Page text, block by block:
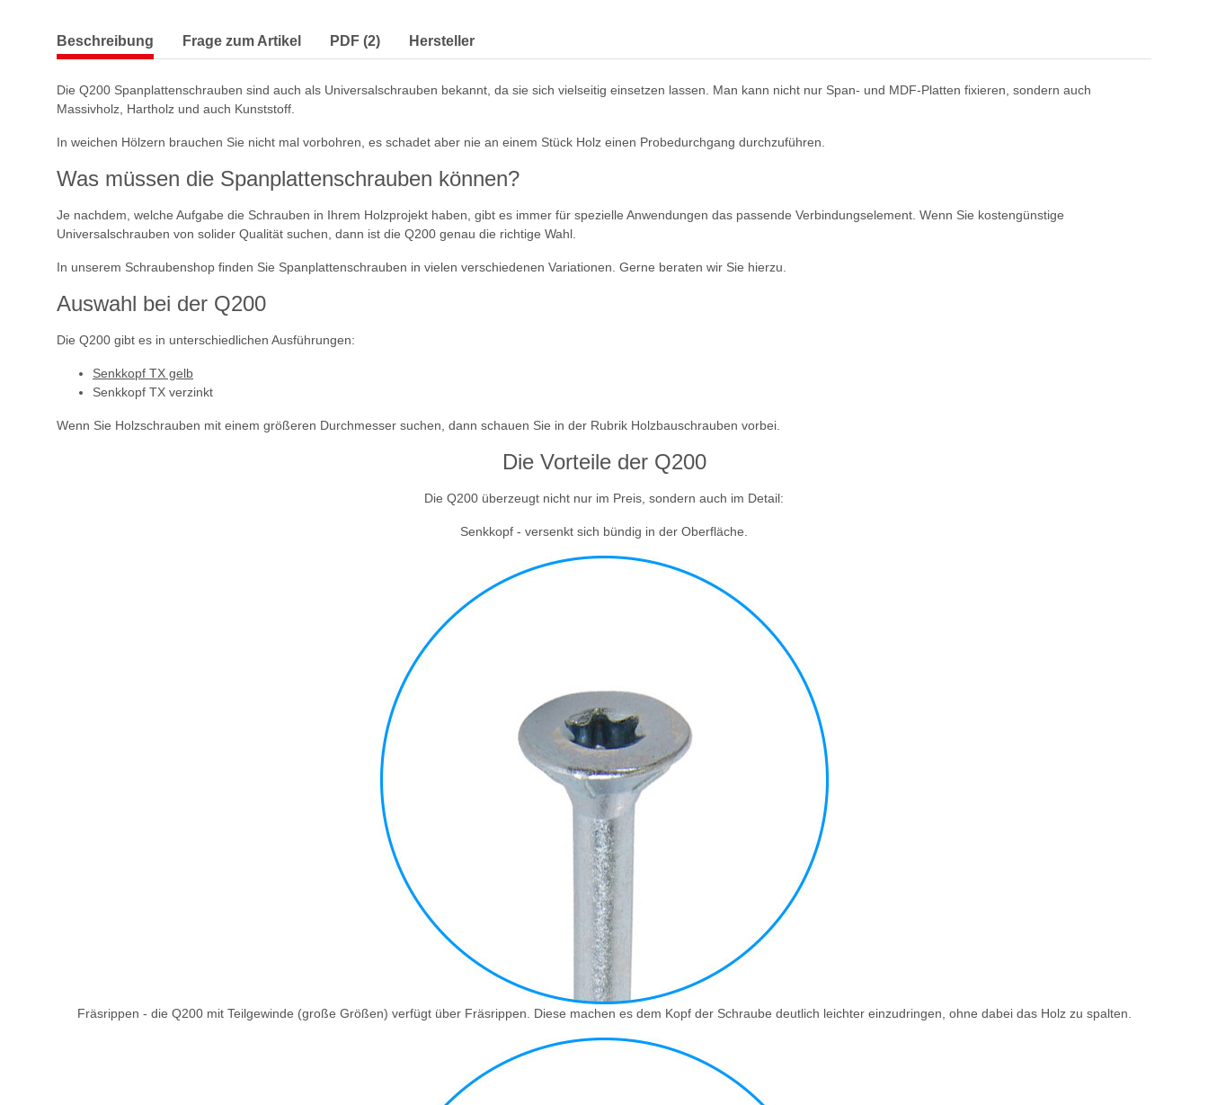
Beschreibung Frage zum Artikel PDF (2) Hersteller
Die Q200 Spanplattenschrauben sind auch als Universalschrauben bekannt, da sie sich vielseitig einsetzen lassen. Man kann nicht nur Span- und MDF-Platten fixieren, sondern auch
Massivholz, Hartholz und auch Kunststoff.
In weichen Hölzern brauchen Sie nicht mal vorbohren, es schadet aber nie an einem Stück Holz einen Probedurchgang durchzuführen.
Was müssen die Spanplattenschrauben können?
Je nachdem, welche Aufgabe die Schrauben in Ihrem Holzprojekt haben, gibt es immer für spezielle Anwendungen das passende Verbindungselement. Wenn Sie kostengünstige
Universalschrauben von solider Qualität suchen, dann ist die Q200 genau die richtige Wahl.
In unserem Schraubenshop finden Sie Spanplattenschrauben in vielen verschiedenen Variationen. Gerne beraten wir Sie hierzu.
Auswahl bei der Q200
Die Q200 gibt es in unterschiedlichen Ausführungen:
Senkkopf TX gelb
Senkkopf TX verzinkt
Wenn Sie Holzschrauben mit einem größeren Durchmesser suchen, dann schauen Sie in der Rubrik Holzbauschrauben vorbei.
Die Vorteile der Q200
Die Q200 überzeugt nicht nur im Preis, sondern auch im Detail:
Senkkopf - versenkt sich bündig in der Oberfläche.
Fräsrippen - die Q200 mit Teilgewinde (große Größen) verfügt über Fräsrippen. Diese machen es dem Kopf der Schraube deutlich leichter einzudringen, ohne dabei das Holz zu spalten.